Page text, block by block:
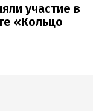
участие в
«Кольцо